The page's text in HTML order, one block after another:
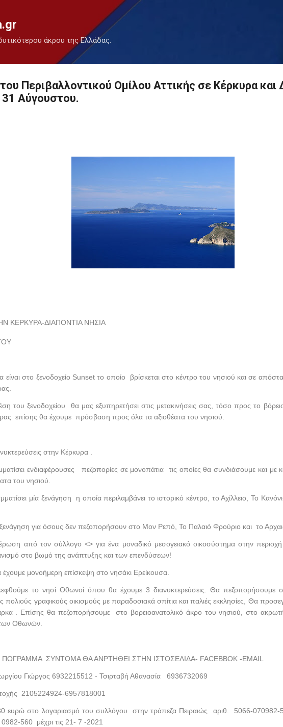
Μετάβαση στο κύριο περιεχόμενο
άκρου της Ελλάδας.
Περιβαλλοντικού Ομίλου Αττικής σε Κέρκυρα και
31 Αύγουστου.
ΚΕΡΚΥΡΑ-ΔΙΑΠΟΝΤΙΑ ΝΗΣΙΑ
είναι στο ξενοδοχείο Sunset το οποίο βρίσκεται στο κέντρο του νησιού και σε
του ξενοδοχείου θα μας εξυπηρετήσει στις μετακινήσεις σας, τόσο προς το
επίσης θα έχουμε πρόσβαση προς όλα τα αξιοθέατα του νησιού.
στην Κέρκυρα .
ενδιαφέρουσες πεζοπορίες σε μονοπάτια τις οποίες θα συνδιάσουμε και με
του νησιού.
μία ξενάγηση η οποία περιλαμβάνει το ιστορικό κέντρο, το Αχίλλειο, Το
για όσους δεν πεζοπορήσουν στο Μον Ρεπό, Το Παλαιό Φρούριο και το
από τον σύλλογο <> για ένα μοναδικό μεσογειακό οικοσύστημα στην
στο βωμό της ανάπτυξης και των επενδύσεων!
έχουμε μονοήμερη επίσκεψη στο νησάκι Ερείκουσα.
το νησί Οθωνοί όπου θα έχουμε 3 διανυκτερεύσεις. Θα πεζοπορήσουμε
γραφικούς οικισμούς με παραδοσιακά σπίτια και παλιές εκκλησίες, Θα
. Επίσης θα πεζοπορήσουμε στο βορειοανατολικό άκρο του νησιού, στο
Οθωνών.
ΣΥΝΤΟΜΑ ΘΑ ΑΝΡΤΗΘΕΙ ΣΤΗΝ ΙΣΤΟΣΕΛΙΔΑ- FACEBBOK -EMAIL
Γιώργος 6932215512 - Τσιρταβή Αθανασία 6936732069
2105224924-6957818001
ευρώ στο λογαριασμό του συλλόγου στην τράπεζα Πειραιώς αριθ. 5066-
560 μέχρι τις 21- 7 -2021